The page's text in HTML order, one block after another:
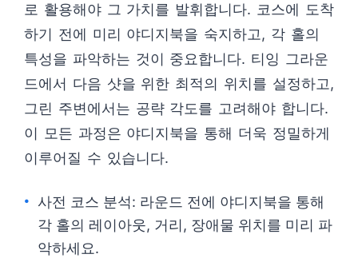
로 활용해야 그 가치를 발휘합니다. 코스에 도착
하기 전에 미리 야디지북을 숙지하고, 각 홀의
특성을 파악하는 것이 중요합니다. 티잉 그라운
드에서 다음 샷을 위한 최적의 위치를 설정하고,
그린 주변에서는 공략 각도를 고려해야 합니다.
이 모든 과정은 야디지북을 통해 더욱 정밀하게
이루어질 수 있습니다.
사전 코스 분석: 라운드 전에 야디지북을 통해
각 홀의 레이아웃, 거리, 장애물 위치를 미리 파
악하세요.